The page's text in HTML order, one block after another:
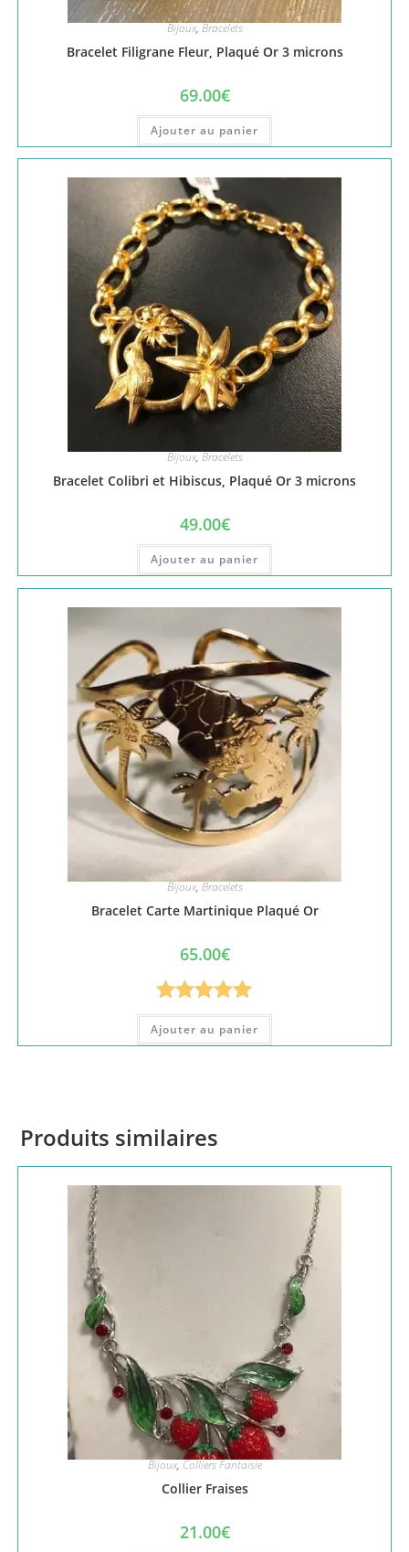
Bijoux,Bracelets
Bracelet Filigrane Fleur, Plaqué Or 3 microns
69.00€
Ajouter au panier
Bijoux, Bracelets
Bracelet Colibri et Hibiscus, Plaqué Or 3 microns
49.00€
Ajouter au panier
Bijoux,Bracelets
Bracelet Carte Martinique Plaqué Or
65.00€
Note5.00
sur 5
Ajouter au panier
Produits similaires
Bijoux,Colliers Fantaisie
Collier Fraises
21.00€